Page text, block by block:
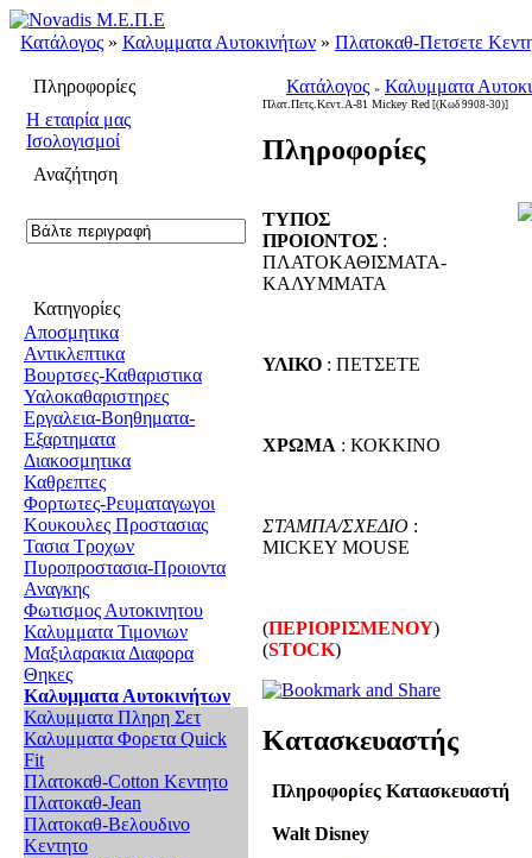
Κατάλογος » Καλυμματα Αυτοκινήτων » Πλατοκαθ-Πετσετε
Πληροφορίες
H εταιρία μας
Ισολογισμοί
Αναζήτηση
Κατηγορίες
Αποσμητικα
Αντικλεπτικα
Βουρτσες-Καθαριστικα
Υαλοκαθαριστηρες
Εργαλεια-Βοηθηματα-
Εξαρτηματα
Διακοσμητικα
Καθρεπτες
Φορτωτες-Ρευματαγωγοι
Κουκουλες Προστασιας
Τασια Τροχων
Πυροπροστασια-Προιοντα
Αναγκης
Φωτισμος Αυτοκινητου
Καλυμματα Τιμονιων
Μαξιλαρακια Διαφορα
Θηκες
Καλυμματα Αυτοκινήτων
Καλυμματα Πληρη Σετ
Καλυμματα Φορετα Quick
Fit
Πλατοκαθ-Cotton Κεντητο
Πλατοκαθ-Jean
Πλατοκαθ-Βελουδινο
Κεντητο
Κατάλογος » Καλυμματα
Πλατ.Πετς.Κεντ.Α-81 Mickey Red [(Κωδ 9908-30)]
Πληροφορίες
ΤΥΠΟΣ
ΠΡΟΙΟΝΤΟΣ :
ΠΛΑΤΟΚΑΘΙΣΜΑΤΑ-
ΚΑΛΥΜΜΑΤΑ
ΥΛΙΚΟ : ΠΕΤΣΕΤΕ
ΧΡΩΜΑ : ΚΟΚΚΙΝΟ
ΣΤΑΜΠΑ/ΣΧΕΔΙΟ :
MICKEY MOUSE
(ΠΕΡΙΟΡΙΣΜΕΝΟΥ)
(STOCK)
Κατασκευαστής
Πληροφορίες Κατασκευαστή
Walt Disney